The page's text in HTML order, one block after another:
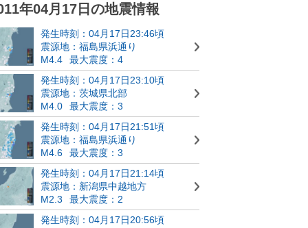
年04月17日の地震情報
発生時刻：04月17日23:46頃
震源地：福島県浜通り
M4.4
最大震度：4
発生時刻：04月17日23:10頃
震源地：茨城県北部
M4.0
最大震度：3
発生時刻：04月17日21:51頃
震源地：福島県浜通り
M4.6
最大震度：3
発生時刻：04月17日21:14頃
震源地：新潟県中越地方
M2.3
最大震度：2
発生時刻：04月17日20:56頃